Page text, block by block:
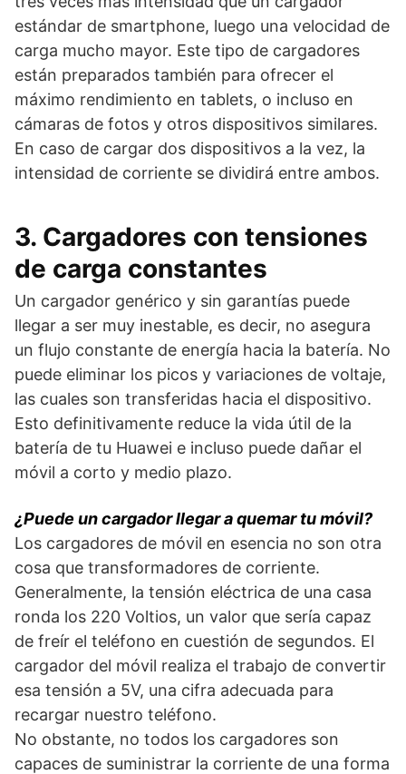
estándar de smartphone, luego una velocidad de
carga mucho mayor. Este tipo de cargadores
están preparados también para ofrecer el
máximo rendimiento en tablets, o incluso en
cámaras de fotos y otros dispositivos similares.
En caso de cargar dos dispositivos a la vez, la
intensidad de corriente se dividirá entre ambos.
3. Cargadores con tensiones
de carga constantes
Un cargador genérico y sin garantías puede
llegar a ser muy inestable, es decir, no asegura
un flujo constante de energía hacia la batería. No
puede eliminar los picos y variaciones de voltaje,
las cuales son transferidas hacia el dispositivo.
Esto definitivamente reduce la vida útil de la
batería de tu Huawei e incluso puede dañar el
móvil a corto y medio plazo.
¿Puede un cargador llegar a quemar tu móvil?
Los cargadores de móvil en esencia no son otra
cosa que transformadores de corriente.
Generalmente, la tensión eléctrica de una casa
ronda los 220 Voltios, un valor que sería capaz
de freír el teléfono en cuestión de segundos. El
cargador del móvil realiza el trabajo de convertir
esa tensión a 5V, una cifra adecuada para
recargar nuestro teléfono.
No obstante, no todos los cargadores son
capaces de suministrar la corriente de una forma